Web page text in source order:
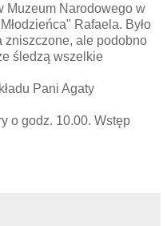
Muzeum Narodowego w
Rafaela. Było
zniszczone, ale podobno
śledzą wszelkie
Pani Agaty
o godz. 10.00. Wstęp